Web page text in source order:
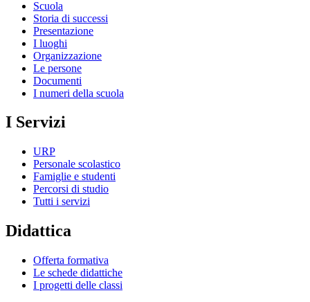
Scuola
Storia di successi
Presentazione
I luoghi
Organizzazione
Le persone
Documenti
I numeri della scuola
I Servizi
URP
Personale scolastico
Famiglie e studenti
Percorsi di studio
Tutti i servizi
Didattica
Offerta formativa
Le schede didattiche
I progetti delle classi